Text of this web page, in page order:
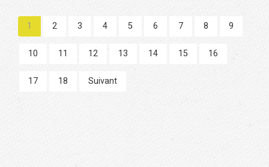
1 2 3 4 5 6 7 8 9
10 11 12 13 14 15 16
17 18 Suivant